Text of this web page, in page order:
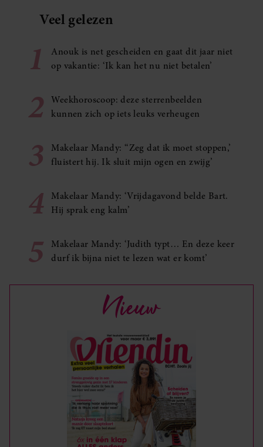
Veel gelezen
1
Anouk is net gescheiden en gaat dit jaar niet
op vakantie: ‘Ik kan het nu niet betalen’
2
Weekhoroscoop: deze sterrenbeelden
kunnen zich op iets leuks verheugen
3
Makelaar Mandy: ‘‘Zeg dat ik moet stoppen,’
fluistert hij. Ik sluit mijn ogen en zwijg’
4
Makelaar Mandy: ‘Vrijdagavond belde Bart.
Hij sprak eng kalm’
5
Makelaar Mandy: ‘Judith typt… En deze keer
durf ik bijna niet te lezen wat er komt’
Nieuw